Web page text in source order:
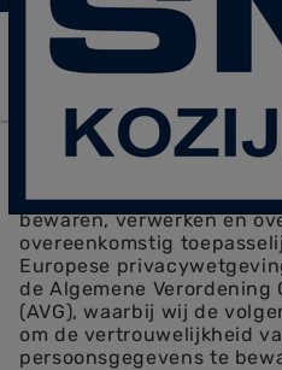
Bekijk gauw onze
Service
Privacy
Wij hechten veel waarde
persoonsgegevens zullen
bewaren, verwerken en
overeenkomstig
Europese
de Algemene Verordening
(AVG), waarbij wij de
om de vertrouwelijkheid
persoonsgegevens te